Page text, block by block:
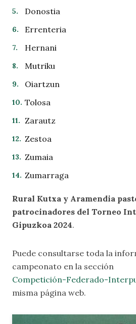
Donostia
Errenteria
Hernani
Mutriku
Oiartzun
Tolosa
Zarautz
Zestoa
Zumaia
Zumarraga
Rural Kutxa y Aramendia
patrocinadores del Torneo
Gipuzkoa 2024.
Puede consultarse toda la
campeonato en la sección
Competición-Federado-
misma página web.